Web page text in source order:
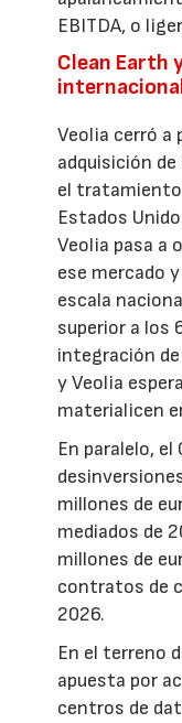
EBITDA, o
Clean Earth
Veolia cerró a
adquisición
el tratamiento
Estados
Veolia pasa a
ese mercado
escala
superior a los
integración
y Veolia
materialicen
En paralelo, el
millones de
mediados de
millones de
contratos de
2026.
En el terreno
apuesta por
centros de